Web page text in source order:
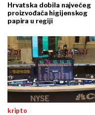
Hrvatska dobila najvećeg
proizvođača higijenskog
papira u regiji
kripto